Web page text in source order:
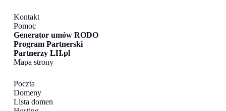
Kontakt
Pomoc
Generator umów RODO
Program Partnerski
Partnerzy LH.pl
Mapa strony
Poczta
Domeny
Lista domen